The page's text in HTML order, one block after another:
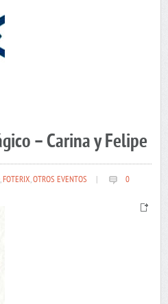
– Carina y Felipe
,FOTERIX,OTROS EVENTOS 0